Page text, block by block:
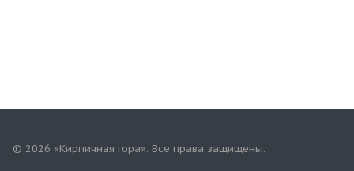
© 2026 «Кирпичная гора». Все права защищены.